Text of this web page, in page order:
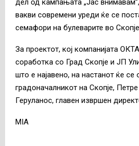
дел од кампањата „Јас
вакви современи уреди ќе се
семафори на булеварите во
За проектот, кој компанијата
соработка со Град Скопје и ЈП
што е најавено, на настанот ќе се
градоначалникот на Скопје,
Геруланос, главен извршен
MIA